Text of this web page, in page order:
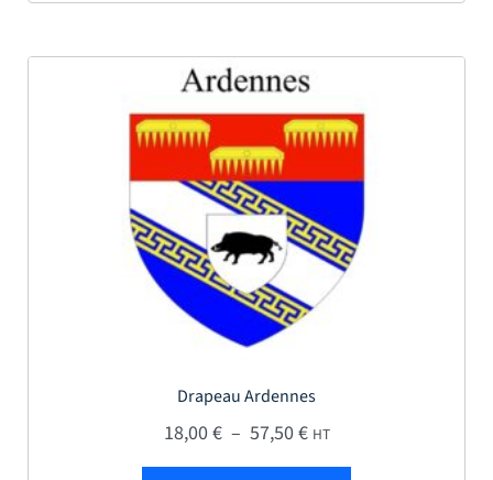
Drapeau Ardennes
18,00€ – 57,50€Plage de prix : 18,00 €
HT